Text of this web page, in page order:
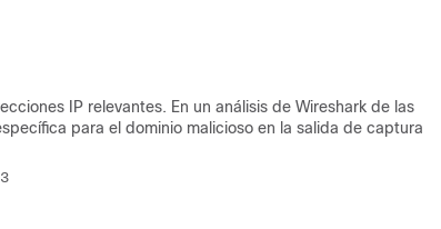
IP relevantes. En un análisis de Wireshark de las
para el dominio malicioso en la salida de captura